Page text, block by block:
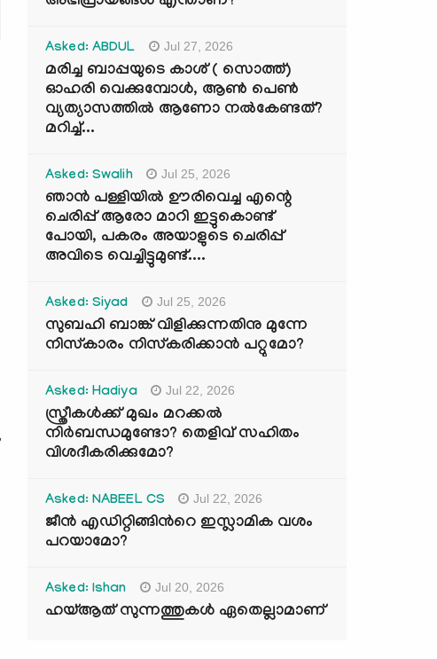
Asked: ABDUL Jul 27, 2026
മരിച്ച ബാപ്പയുടെ കാശ് ( സൊത്ത്)
ഓഹരി വെക്കുമ്പോൾ, ആണ്‍ പെണ്‍
വ്യത്യാസത്തില്‍ ആണോ നല്‍കേണ്ടത്?
മറിച്ച്...
Asked: Swalih Jul 25, 2026
ഞാൻ പള്ളിയിൽ ഊരിവെച്ച എന്റെ
ചെരിപ്പ് ആരോ മാറി ഇട്ടുകൊണ്ട്
പോയി, പകരം അയാളുടെ ചെരിപ്പ്
അവിടെ വെച്ചിട്ടുമുണ്ട്....
Asked: Siyad Jul 25, 2026
സുബഹി ബാങ്ക് വിളിക്കുന്നതിനു മുന്നേ
നിസ്കാരം നിസ്കരിക്കാൻ പറ്റുമോ?
Asked: Hadiya Jul 22, 2026
സ്ത്രീകൾക്ക് മുഖം മറക്കൽ
നിർബന്ധമുണ്ടോ? തെളിവ് സഹിതം
വിശദീകരിക്കുമോ?
Asked: NABEEL CS Jul 22, 2026
ജീൻ എഡിറ്റിങ്ങിന്‍റെ ഇസ്ലാമിക വശം
പറയാമോ?
Asked: Ishan Jul 20, 2026
ഹയ്ആത് സുന്നത്തുകൾ ഏതെല്ലാമാണ്